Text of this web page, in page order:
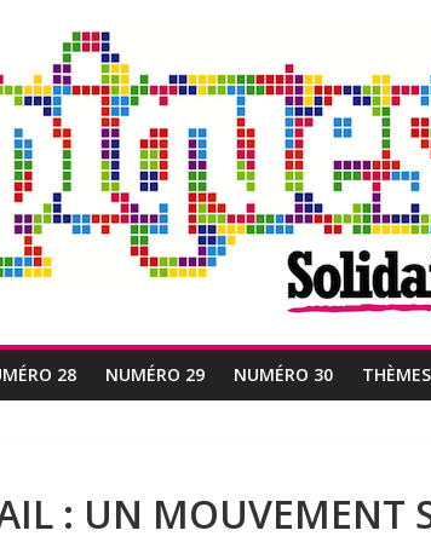
28 NUMÉRO 29 NUMÉRO 30 THÈMES
: UN MOUVEMENT